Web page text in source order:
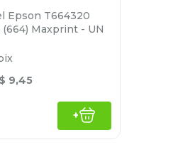
Epson T664320
Maxprint - UN
9,45
+